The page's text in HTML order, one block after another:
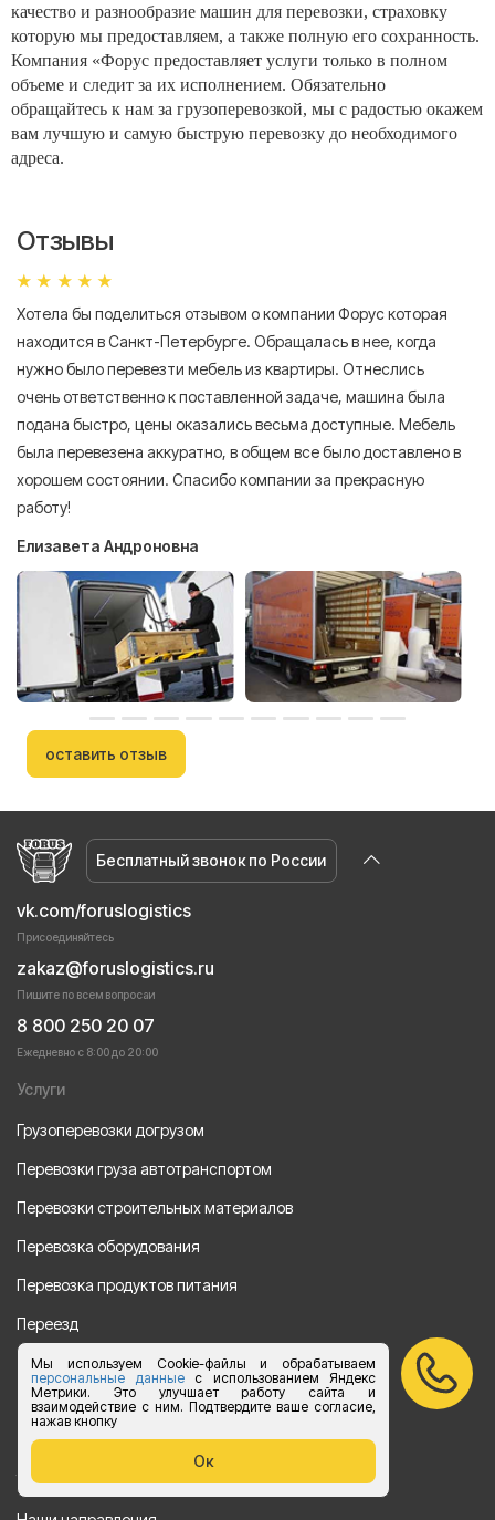
Мы используем Cookie-файлы и обрабатываем
персональные данныес использованием Яндекс
Метрики. Это улучшает работу сайта и
взаимодействие с ним. Подтвердите ваше согласие,
нажав кнопку
Ок
качество и разнообразие машин для перевозки, страховку
которую мы предоставляем, а также полную его сохранность.
Компания «Форус предоставляет услуги только в полном
объеме и следит за их исполнением. Обязательно
обращайтесь к нам за грузоперевозкой, мы с радостью окажем
вам лучшую и самую быструю перевозку до необходимого
адреса.
Отзывы
Хотела бы поделиться отзывом о компании Форус которая
находится в Санкт-Петербурге. Обращалась в нее, когда
нужно было перевезти мебель из квартиры. Отнеслись
очень ответственно к поставленной задаче, машина была
подана быстро, цены оказались весьма доступные. Мебель
была перевезена аккуратно, в общем все было доставлено в
хорошем состоянии. Спасибо компании за прекрасную
работу!
Елизавета Андроновна
оставить отзыв
Бесплатный звонок по России
vk.com/foruslogistics
Присоединяйтесь
zakaz@foruslogistics.ru
Пишите по всем вопросаи
8 800 250 20 07
Ежедневно с 8:00 до 20:00
Услуги
Грузоперевозки догрузом
Перевозки груза автотранспортом
Перевозки строительных материалов
Перевозка оборудования
Перевозка продуктов питания
Переезд
Рефрежераторные перевозки
Перевозки автотехники
Перевозка алкогольной продукции
Упаковка груза